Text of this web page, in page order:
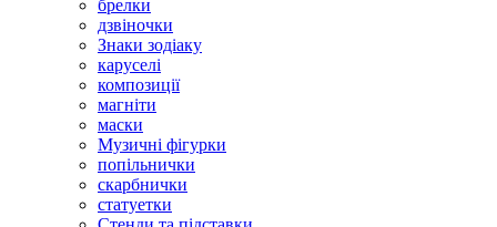
брелки
дзвіночки
Знаки зодіаку
каруселі
композиції
магніти
маски
Музичні фігурки
попільнички
скарбнички
статуетки